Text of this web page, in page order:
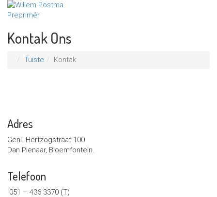
Kontak Ons
Tuiste Kontak
Adres
Genl. Hertzogstraat 100
Dan Pienaar, Bloemfontein.
Telefoon
051 – 436 3370 (T)